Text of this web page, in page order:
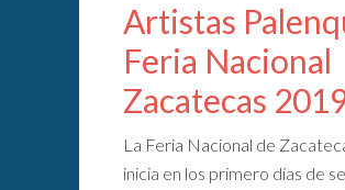
Artistas
Feria Nacional
Zacatecas
La Feria Nacional de
inicia en los primero días de